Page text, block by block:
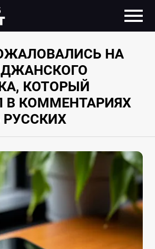
НА
КОТОРЫЙ
В КОММЕНТАРИЯХ
РУССКИХ